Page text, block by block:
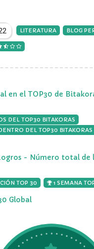
LITERATURA BLOG
en el TOP30 de
DEL TOP30 BITAKORAS
DEL TOP30 BITAKORAS
- Número total de
TOP 30 1 SEMANA
Global